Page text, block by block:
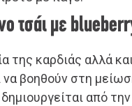
τσάι με
της καρδιάς αλλά
βοηθούν στη
από